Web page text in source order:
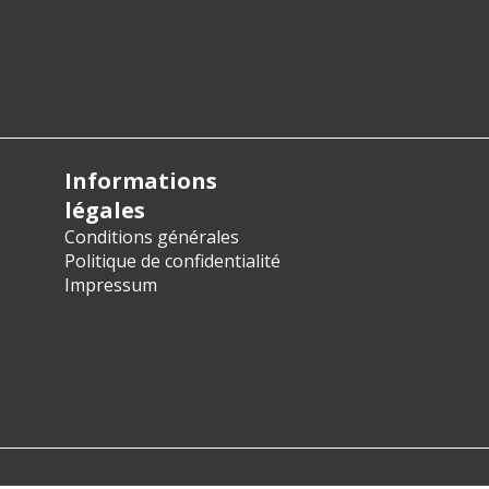
Informations
légales
Conditions générales
Politique de confidentialité
Impressum